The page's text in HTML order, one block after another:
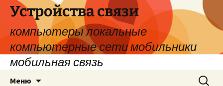
Устройства связи
компьютеры локальные
компьютерные сети мобильники
мобильная связь
Меню Найти: